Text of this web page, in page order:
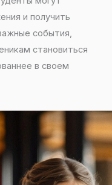
и получить
события,
становиться
в своем